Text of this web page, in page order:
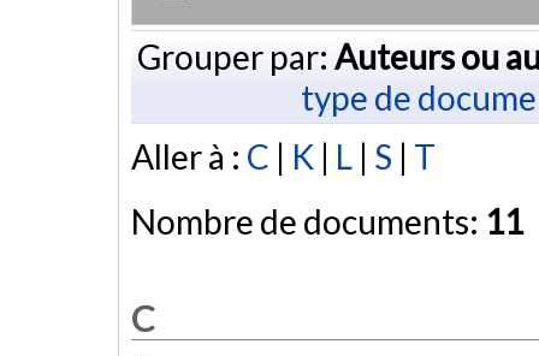
Grouper par: Auteurs ou
type de
Aller à : C | K | L | S | T
Nombre de documents: 11
C